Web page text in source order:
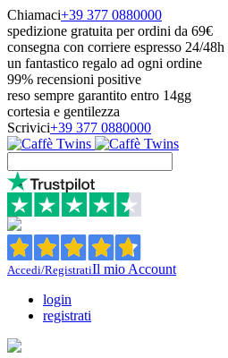
Chiamaci+39 377 0880000
spedizione gratuita per ordini da 69€
consegna con corriere espresso 24/48h
un fantastico regalo ad ogni ordine
99% recensioni positive
reso sempre garantito entro 14gg
cortesia e gentilezza
Scrivici+39 377 0880000
Accedi/RegistratiIl mio Account
login
registrati